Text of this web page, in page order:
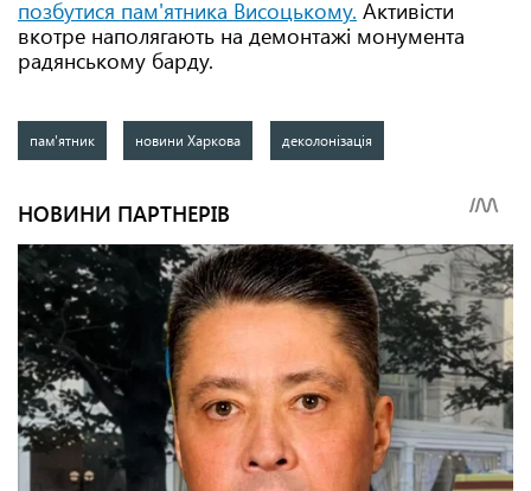
позбутися пам'ятника Висоцькому. Активісти
вкотре наполягають на демонтажі монумента
радянському барду.
пам'ятник новини Харкова деколонізація